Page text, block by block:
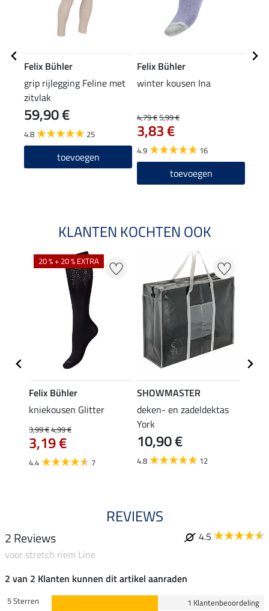
Felix Bühler
grip rijlegging Feline met
zitvlak
59,90 €
4.8 25
toevoegen
Felix Bühler
winter kousen Ina
4,79 €5,99 €
3,83 €
4.9 16
toevoegen
KLANTEN KOCHTEN OOK
20 % + 20 % EXTRA
Felix Bühler
kniekousen Glitter
3,99 €4,99 €
3,19 €
4.4 7
SHOWMASTER
deken- en zadeldektas
York
10,90 €
4.8 12
REVIEWS
2 Reviews
4.5
voor stretch riem Line
2 van 2 Klanten kunnen dit artikel aanraden
5 Sterren
1 Klantenbeoordeling